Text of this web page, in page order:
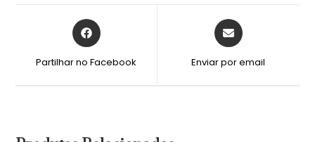
Partilhar no Facebook Enviar por email